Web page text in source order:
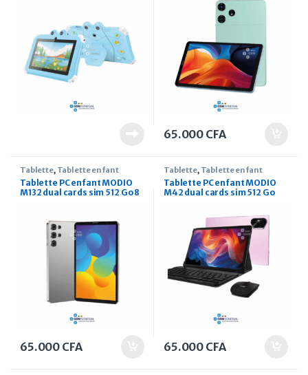
65.000 CFA
Tablette, Tablette enfant
Tablette PC enfant MODIO
M132 dual cards sim 512 Go 8
65.000 CFA
Tablette, Tablette enfant
Tablette PC enfant MODIO
M42 dual cards sim 512 Go
65.000 CFA